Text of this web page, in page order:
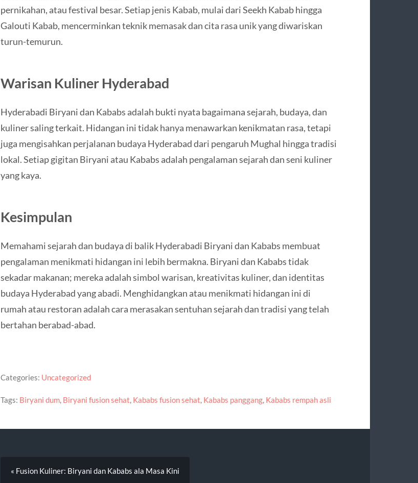
pernikahan, atau festival besar. Setiap jenis Kabab, mulai dari Seekh Kabab hingga
Galouti Kabab, mencerminkan teknik memasak dan cita rasa unik yang diwariskan
turun-temurun.
Warisan Kuliner Hyderabad
Hyderabadi Biryani dan Kababs adalah bukti nyata bagaimana sejarah, budaya, dan
kuliner saling terkait. Hidangan ini tidak hanya menawarkan kenikmatan rasa, tetapi
juga mengisahkan perjalanan budaya Hyderabad dari pengaruh Mughal hingga tradisi
lokal. Setiap gigitan Biryani atau Kababs adalah pengalaman sejarah dan seni kuliner
yang kaya.
Kesimpulan
Memahami sejarah dan budaya di balik Hyderabadi Biryani dan Kababs membuat
pengalaman menikmati hidangan ini lebih bermakna. Biryani dan Kababs tidak
sekadar makanan; mereka adalah simbol warisan, kreativitas kuliner, dan identitas
budaya Hyderabad yang abadi. Menghidangkan atau menikmati hidangan ini di
rumah atau restoran adalah cara merasakan sentuhan sejarah dan tradisi yang telah
bertahan berabad-abad.
Categories: Uncategorized
Tags: Biryani dum, Biryani fusion sehat, Kababs fusion sehat, Kababs panggang, Kababs rempah asli
« Fusion Kuliner: Biryani dan Kababs ala Masa Kini